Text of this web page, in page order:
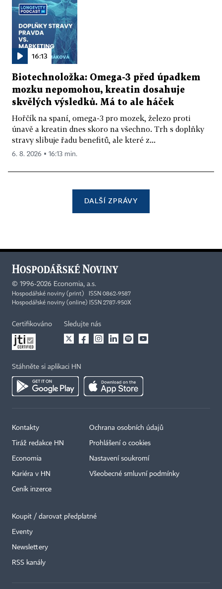
16:13
Biotechnoložka: Omega-3 před úpadkem
mozku nepomohou, kreatin dosahuje
skvělých výsledků. Má to ale háček
Hořčík na spaní, omega-3 pro mozek, železo proti
únavě a kreatin dnes skoro na všechno. Trh s doplňky
stravy slibuje řadu benefitů, ale které z...
6. 8. 2026 ▪ 16:13 min.
DALŠÍ ZPRÁVY
© 1996-2026 Economia, a.s.
Hospodářské noviny (print) ISSN 0862-9587
Hospodářské noviny (online) ISSN 2787-950X
Certifikováno Sledujte nás
Stáhněte si aplikaci HN
Kontakty
Tiráž redakce HN
Economia
Kariéra v HN
Ceník inzerce
Ochrana osobních údajů
Prohlášení o cookies
Nastavení soukromí
Všeobecné smluvní podmínky
Koupit / darovat předplatné
Eventy
Newslettery
RSS kanály